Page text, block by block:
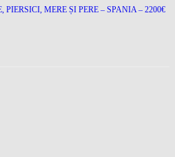
PIERSICI, MERE ȘI PERE – SPANIA – 2200€